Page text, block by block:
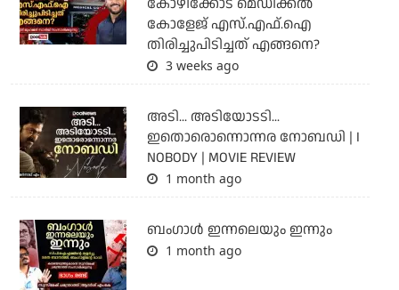
കോളേജ് എസ്.എഫ്.ഐ
തിരിച്ചുപിടിച്ചത് എങ്ങനെ?
3 weeks ago
അടി... അടിയോടടി...
ഇതൊരൊന്നൊന്നര നോബഡി | I
NOBODY | MOVIE REVIEW
1 month ago
ബംഗാള്‍ ഇന്നലെയും ഇന്നും
1 month ago